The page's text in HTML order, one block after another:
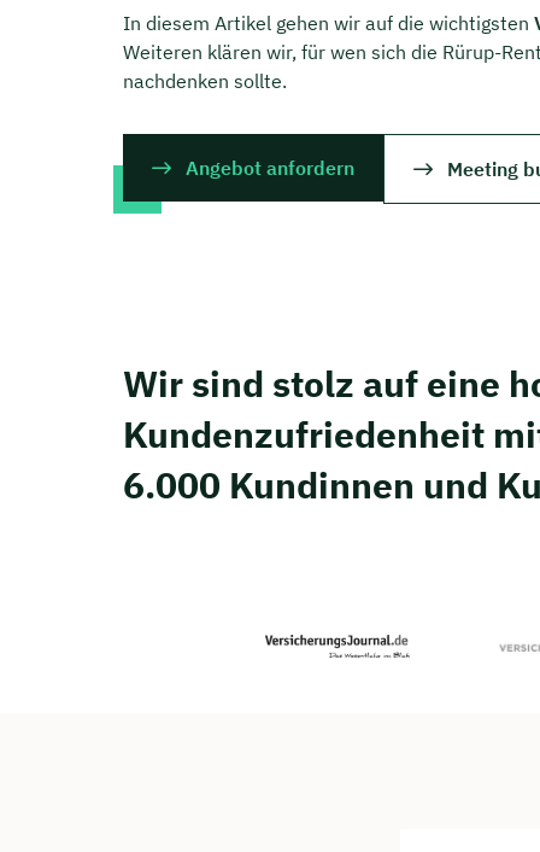
In diesem Artikel gehen wir auf die wichtigsten
Weiteren klären wir, für wen sich die Rürup-
nachdenken sollte.
Angebot anfordern Meeting
Wir sind stolz auf eine
Kunden­zufriedenheit
6.000 Kundinnen und